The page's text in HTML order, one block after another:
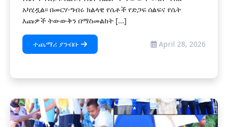
አካሂዷል፡፡ በመርሃ-ግብሩ ክልላዊ የሴቶች የድጋፍ ሰልፍና የሴት
እጩዎች ትውውቅን በማስመልከት [...]
ተጨማሪ ያንብቡ April 28, 2026